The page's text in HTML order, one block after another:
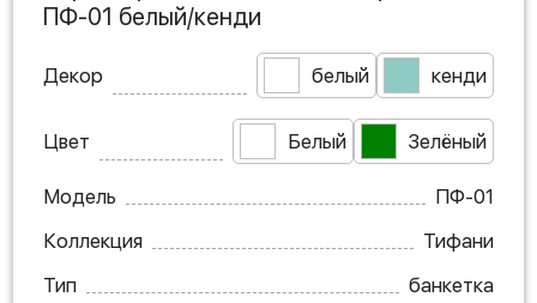
ПФ-01 белый/кенди
Декор белый кенди
Цвет Белый Зелёный
Модель
ПФ-01
Коллекция
Тифани
Тип
банкетка